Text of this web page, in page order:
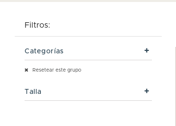
Filtros:
Categorías
Resetear este grupo
Talla